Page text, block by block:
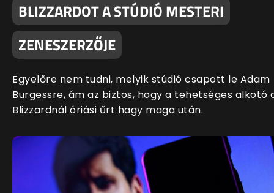
BLIZZARDOT A STÚDIÓ MESTERI
ZENESZERZŐJE
Egyelőre nem tudni, melyik stúdió csapott le Adam
Burgessre, ám az biztos, hogy a tehetséges alkotó
Blizzardnál óriási űrt hagy maga után.